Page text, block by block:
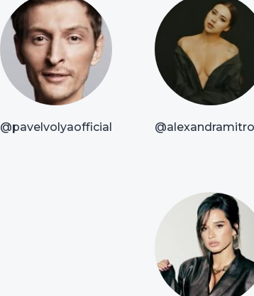
@pavelvolyaofficial